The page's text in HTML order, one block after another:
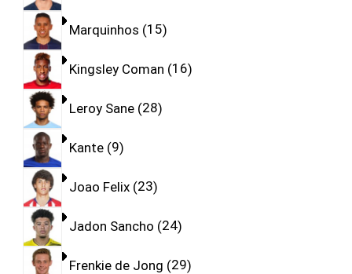
Marquinhos 15
Kingsley Coman 16
Leroy Sane 28
Kante 9
Joao Felix 23
Jadon Sancho 24
Frenkie de Jong 29